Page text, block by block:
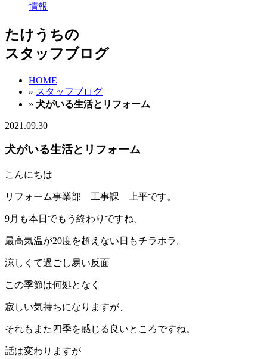
情報
たけうちの
スタッフブログ
HOME
» スタッフブログ
» 犬がいる生活とリフォーム
2021.09.30
犬がいる生活とリフォーム
こんにちは
リフォーム事業部 工事課 上平です。
9月も本日でもう終わりですね。
最高気温が20度を超えない日もチラホラ。
涼しくて過ごし易い反面
この季節は何処となく
寂しい気持ちになりますが、
それもまた四季を感じる良いところですね。
話は変わりますが